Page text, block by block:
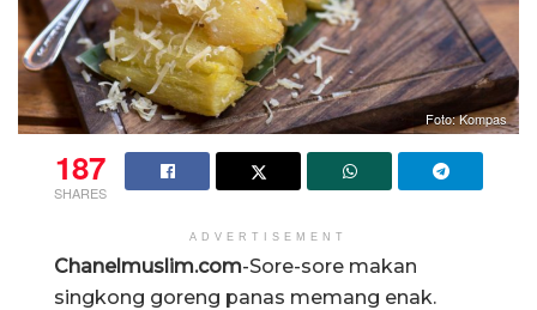
Foto: Kompas
187
SHARES
ADVERTISEMENT
Chanelmuslim.com-Sore-sore makan
singkong goreng panas memang enak.